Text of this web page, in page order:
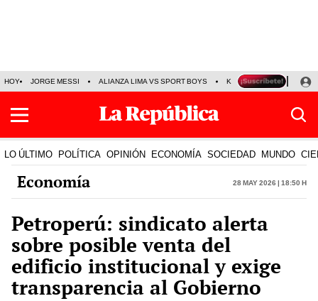
HOY JORGE MESSI ALIANZA LIMA VS SPORT BOYS KENJI FUJIMORI
LO ÚLTIMO POLÍTICA OPINIÓN ECONOMÍA SOCIEDAD MUNDO
Economía 28 May 2026 | 18:50 h
Petroperú: sindicato alerta
sobre posible venta del
edificio institucional y exige
transparencia al Gobierno